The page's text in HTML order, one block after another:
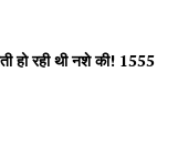
हो रही थी नशे की! 1555